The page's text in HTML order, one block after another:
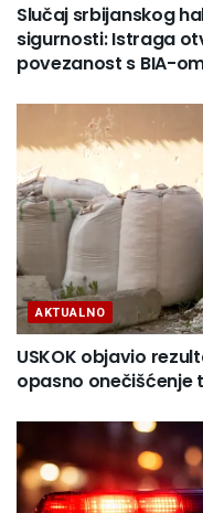
Slučaj srbijanskog
sigurnosti: Istraga
povezanost s BIA-
AKTUALNO
USKOK objavio
opasno onečišćenje